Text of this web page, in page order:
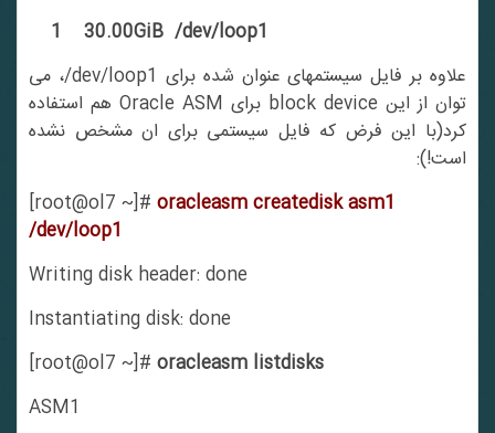
1 30.00GiB /dev/loop1
علاوه بر فایل سیستمهای عنوان شده برای dev/loop1/، می
توان از این block device برای Oracle ASM هم استفاده
کرد(با این فرض که فایل سیستمی برای ان مشخص نشده
است!):
[root@ol7 ~]#oracleasm createdisk asm1
/dev/loop1
Writing disk header: done
Instantiating disk: done
[root@ol7 ~]#oracleasm listdisks
ASM1